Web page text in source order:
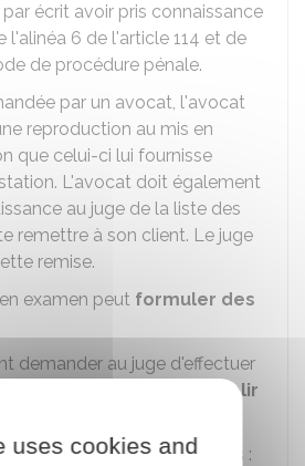
écrit avoir pris connaissance
l'alinéa 6 de l'article 114 et de
de procédure pénale.
par un avocat, l'avocat
reproduction au mis en
que celui-ci lui fournisse
L'avocat doit également
au juge de la liste des
remettre à son client. Le juge
remise.
examen peut formuler des
demander au juge d'effectuer
qui permettrait d'établir
solliciter les actes suivants :
uses cookies and